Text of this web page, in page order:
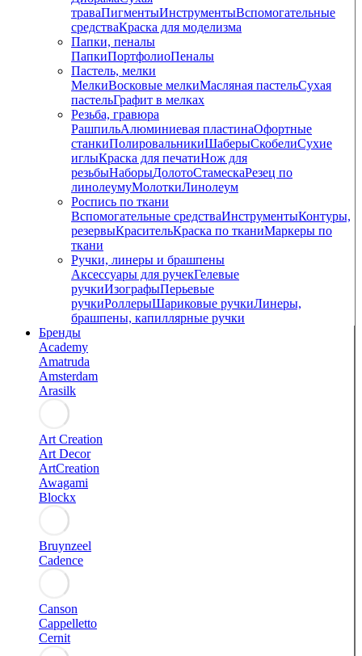
траваПигментыИнструментыВспомогательные
средстваКраска для моделизма
Папки, пеналы
ПапкиПортфолиоПеналы
Пастель, мелки
МелкиВосковые мелкиМасляная пастельСухая
пастельГрафит в мелках
Резьба, гравюра
РашпильАлюминиевая пластинаОфортные
станкиПолировальникиШаберыСкобелиСухие
иглыКраска для печатиНож для
резьбыНаборыДолотоСтамескаРезец по
линолеумуМолоткиЛинолеум
Роспись по ткани
Вспомогательные средстваИнструментыКонтуры,
резервыКрасительКраска по тканиМаркеры по
ткани
Ручки, линеры и брашпены
Аксессуары для ручекГелевые
ручкиИзографыПерьевые
ручкиРоллерыШариковые ручкиЛинеры,
брашпены, капиллярные ручки
Бренды
Academy
Amatruda
Amsterdam
Arasilk
Art Creation
Art Decor
ArtCreation
Awagami
Blockx
Bruynzeel
Cadence
Canson
Cappelletto
Cernit